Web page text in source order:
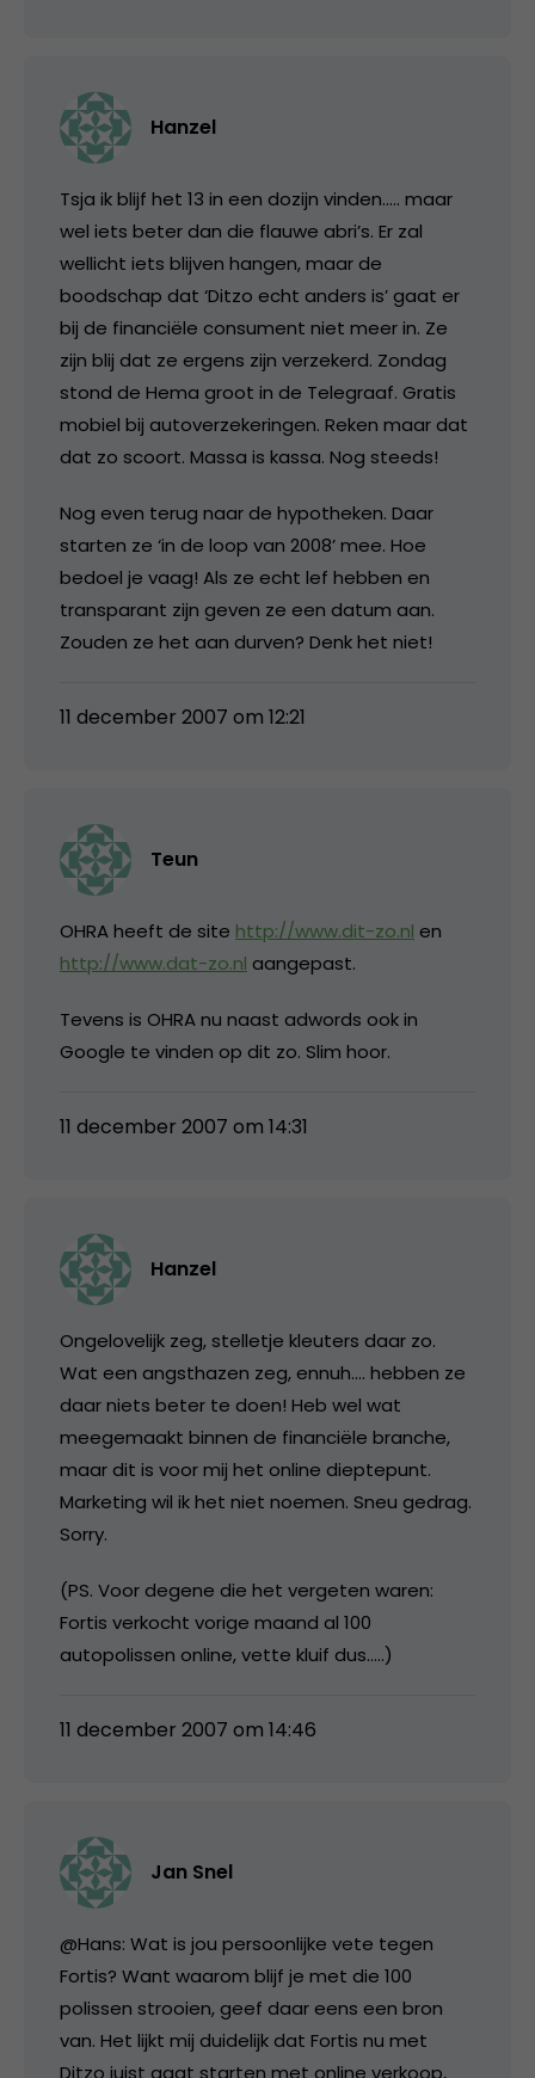
Hanzel
Tsja ik blijf het 13 in een dozijn vinden….. maar
wel iets beter dan die flauwe abri’s. Er zal
wellicht iets blijven hangen, maar de
boodschap dat ‘Ditzo echt anders is’ gaat er
bij de financiële consument niet meer in. Ze
zijn blij dat ze ergens zijn verzekerd. Zondag
stond de Hema groot in de Telegraaf. Gratis
mobiel bij autoverzekeringen. Reken maar dat
dat zo scoort. Massa is kassa. Nog steeds!
Nog even terug naar de hypotheken. Daar
starten ze ‘in de loop van 2008’ mee. Hoe
bedoel je vaag! Als ze echt lef hebben en
transparant zijn geven ze een datum aan.
Zouden ze het aan durven? Denk het niet!
11 december 2007 om 12:21
Teun
OHRA heeft de site http://www.dit-zo.nl en
http://www.dat-zo.nl aangepast.
Tevens is OHRA nu naast adwords ook in
Google te vinden op dit zo. Slim hoor.
11 december 2007 om 14:31
Hanzel
Ongelovelijk zeg, stelletje kleuters daar zo.
Wat een angsthazen zeg, ennuh…. hebben ze
daar niets beter te doen! Heb wel wat
meegemaakt binnen de financiële branche,
maar dit is voor mij het online dieptepunt.
Marketing wil ik het niet noemen. Sneu gedrag.
Sorry.
(PS. Voor degene die het vergeten waren:
Fortis verkocht vorige maand al 100
autopolissen online, vette kluif dus…..)
11 december 2007 om 14:46
Jan Snel
@Hans: Wat is jou persoonlijke vete tegen
Fortis? Want waarom blijf je met die 100
polissen strooien, geef daar eens een bron
van. Het lijkt mij duidelijk dat Fortis nu met
Ditzo juist gaat starten met online verkoop,